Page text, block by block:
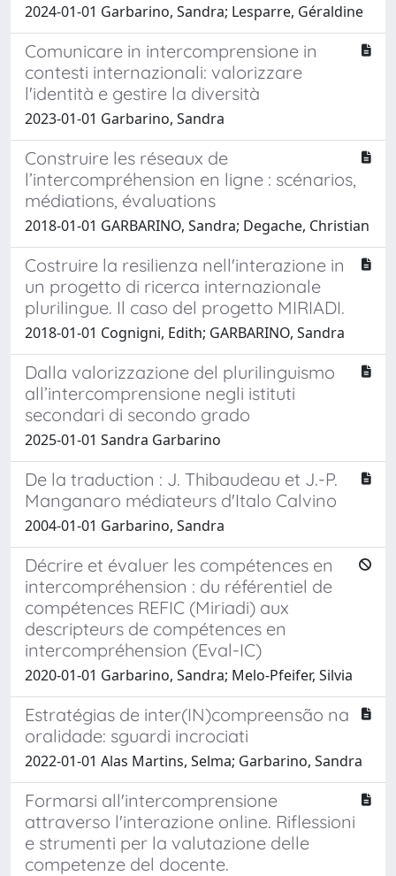
2024-01-01 Garbarino, Sandra; Lesparre, Géraldine
Comunicare in intercomprensione in
contesti internazionali: valorizzare
l'identità e gestire la diversità
2023-01-01 Garbarino, Sandra
Construire les réseaux de
l’intercompréhension en ligne : scénarios,
médiations, évaluations
2018-01-01 GARBARINO, Sandra; Degache, Christian
Costruire la resilienza nell'interazione in
un progetto di ricerca internazionale
plurilingue. Il caso del progetto MIRIADI.
2018-01-01 Cognigni, Edith; GARBARINO, Sandra
Dalla valorizzazione del plurilinguismo
all’intercomprensione negli istituti
secondari di secondo grado
2025-01-01 Sandra Garbarino
De la traduction : J. Thibaudeau et J.-P.
Manganaro médiateurs d'Italo Calvino
2004-01-01 Garbarino, Sandra
Décrire et évaluer les compétences en
intercompréhension : du référentiel de
compétences REFIC (Miriadi) aux
descripteurs de compétences en
intercompréhension (Eval-IC)
2020-01-01 Garbarino, Sandra; Melo-Pfeifer, Silvia
Estratégias de inter(IN)compreensão na
oralidade: sguardi incrociati
2022-01-01 Alas Martins, Selma; Garbarino, Sandra
Formarsi all'intercomprensione
attraverso l'interazione online. Riflessioni
e strumenti per la valutazione delle
competenze del docente.